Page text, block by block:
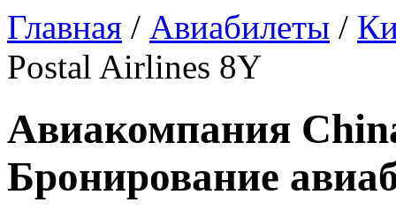
Главная / Авиабилеты /
Postal Airlines 8Y
Авиакомпания
Бронирование